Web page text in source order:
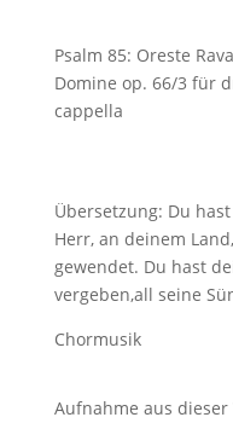
Psalm 85: Oreste
Domine op. 66/3 für
cappella
Übersetzung: Du
Herr, an deinem
gewendet. Du hast
vergeben,all seine
Chormusik
Aufnahme aus